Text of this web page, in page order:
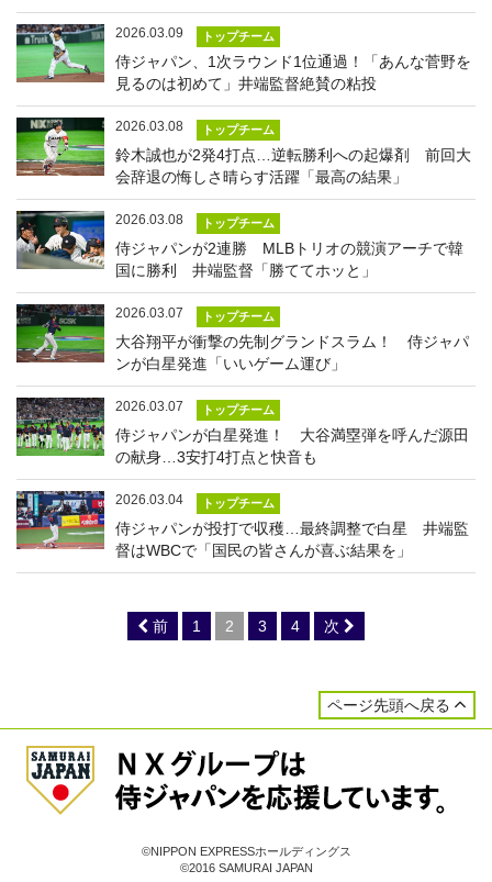
2026.03.09 トップチーム
侍ジャパン、1次ラウンド1位通過！「あんな菅野を
見るのは初めて」井端監督絶賛の粘投
2026.03.08 トップチーム
鈴木誠也が2発4打点…逆転勝利への起爆剤 前回大
会辞退の悔しさ晴らす活躍「最高の結果」
2026.03.08 トップチーム
侍ジャパンが2連勝 MLBトリオの競演アーチで韓
国に勝利 井端監督「勝ててホッと」
2026.03.07 トップチーム
大谷翔平が衝撃の先制グランドスラム！ 侍ジャパ
ンが白星発進「いいゲーム運び」
2026.03.07 トップチーム
侍ジャパンが白星発進！ 大谷満塁弾を呼んだ源田
の献身…3安打4打点と快音も
2026.03.04 トップチーム
侍ジャパンが投打で収穫…最終調整で白星 井端監
督はWBCで「国民の皆さんが喜ぶ結果を」
前 1 2 3 4 次
ページ先頭へ戻る
©NIPPON EXPRESSホールディングス
©2016 SAMURAI JAPAN